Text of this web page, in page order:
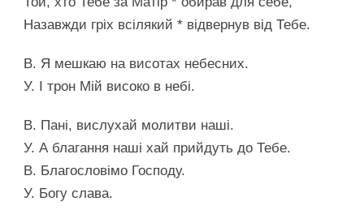
Назавжди гріх всілякий * відвернув від Тебе.
В. Я мешкаю на висотах небесних.
У. І трон Мій високо в небі.
В. Пані, вислухай молитви наші.
У. А благання наші хай прийдуть до Тебе.
В. Благословімо Господу.
У. Богу слава.